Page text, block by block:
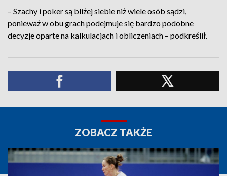
– Szachy i poker są bliżej siebie niż wiele osób sądzi,
ponieważ w obu grach podejmuje się bardzo podobne
decyzje oparte na kalkulacjach i obliczeniach – podkreślił.
ZOBACZ TAKŻE